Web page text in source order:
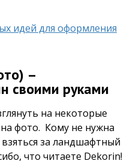
идей для оформления
–
своими руками
на некоторые
фото. Кому не нужна
за ландшафтный
что читаете Dekorin!